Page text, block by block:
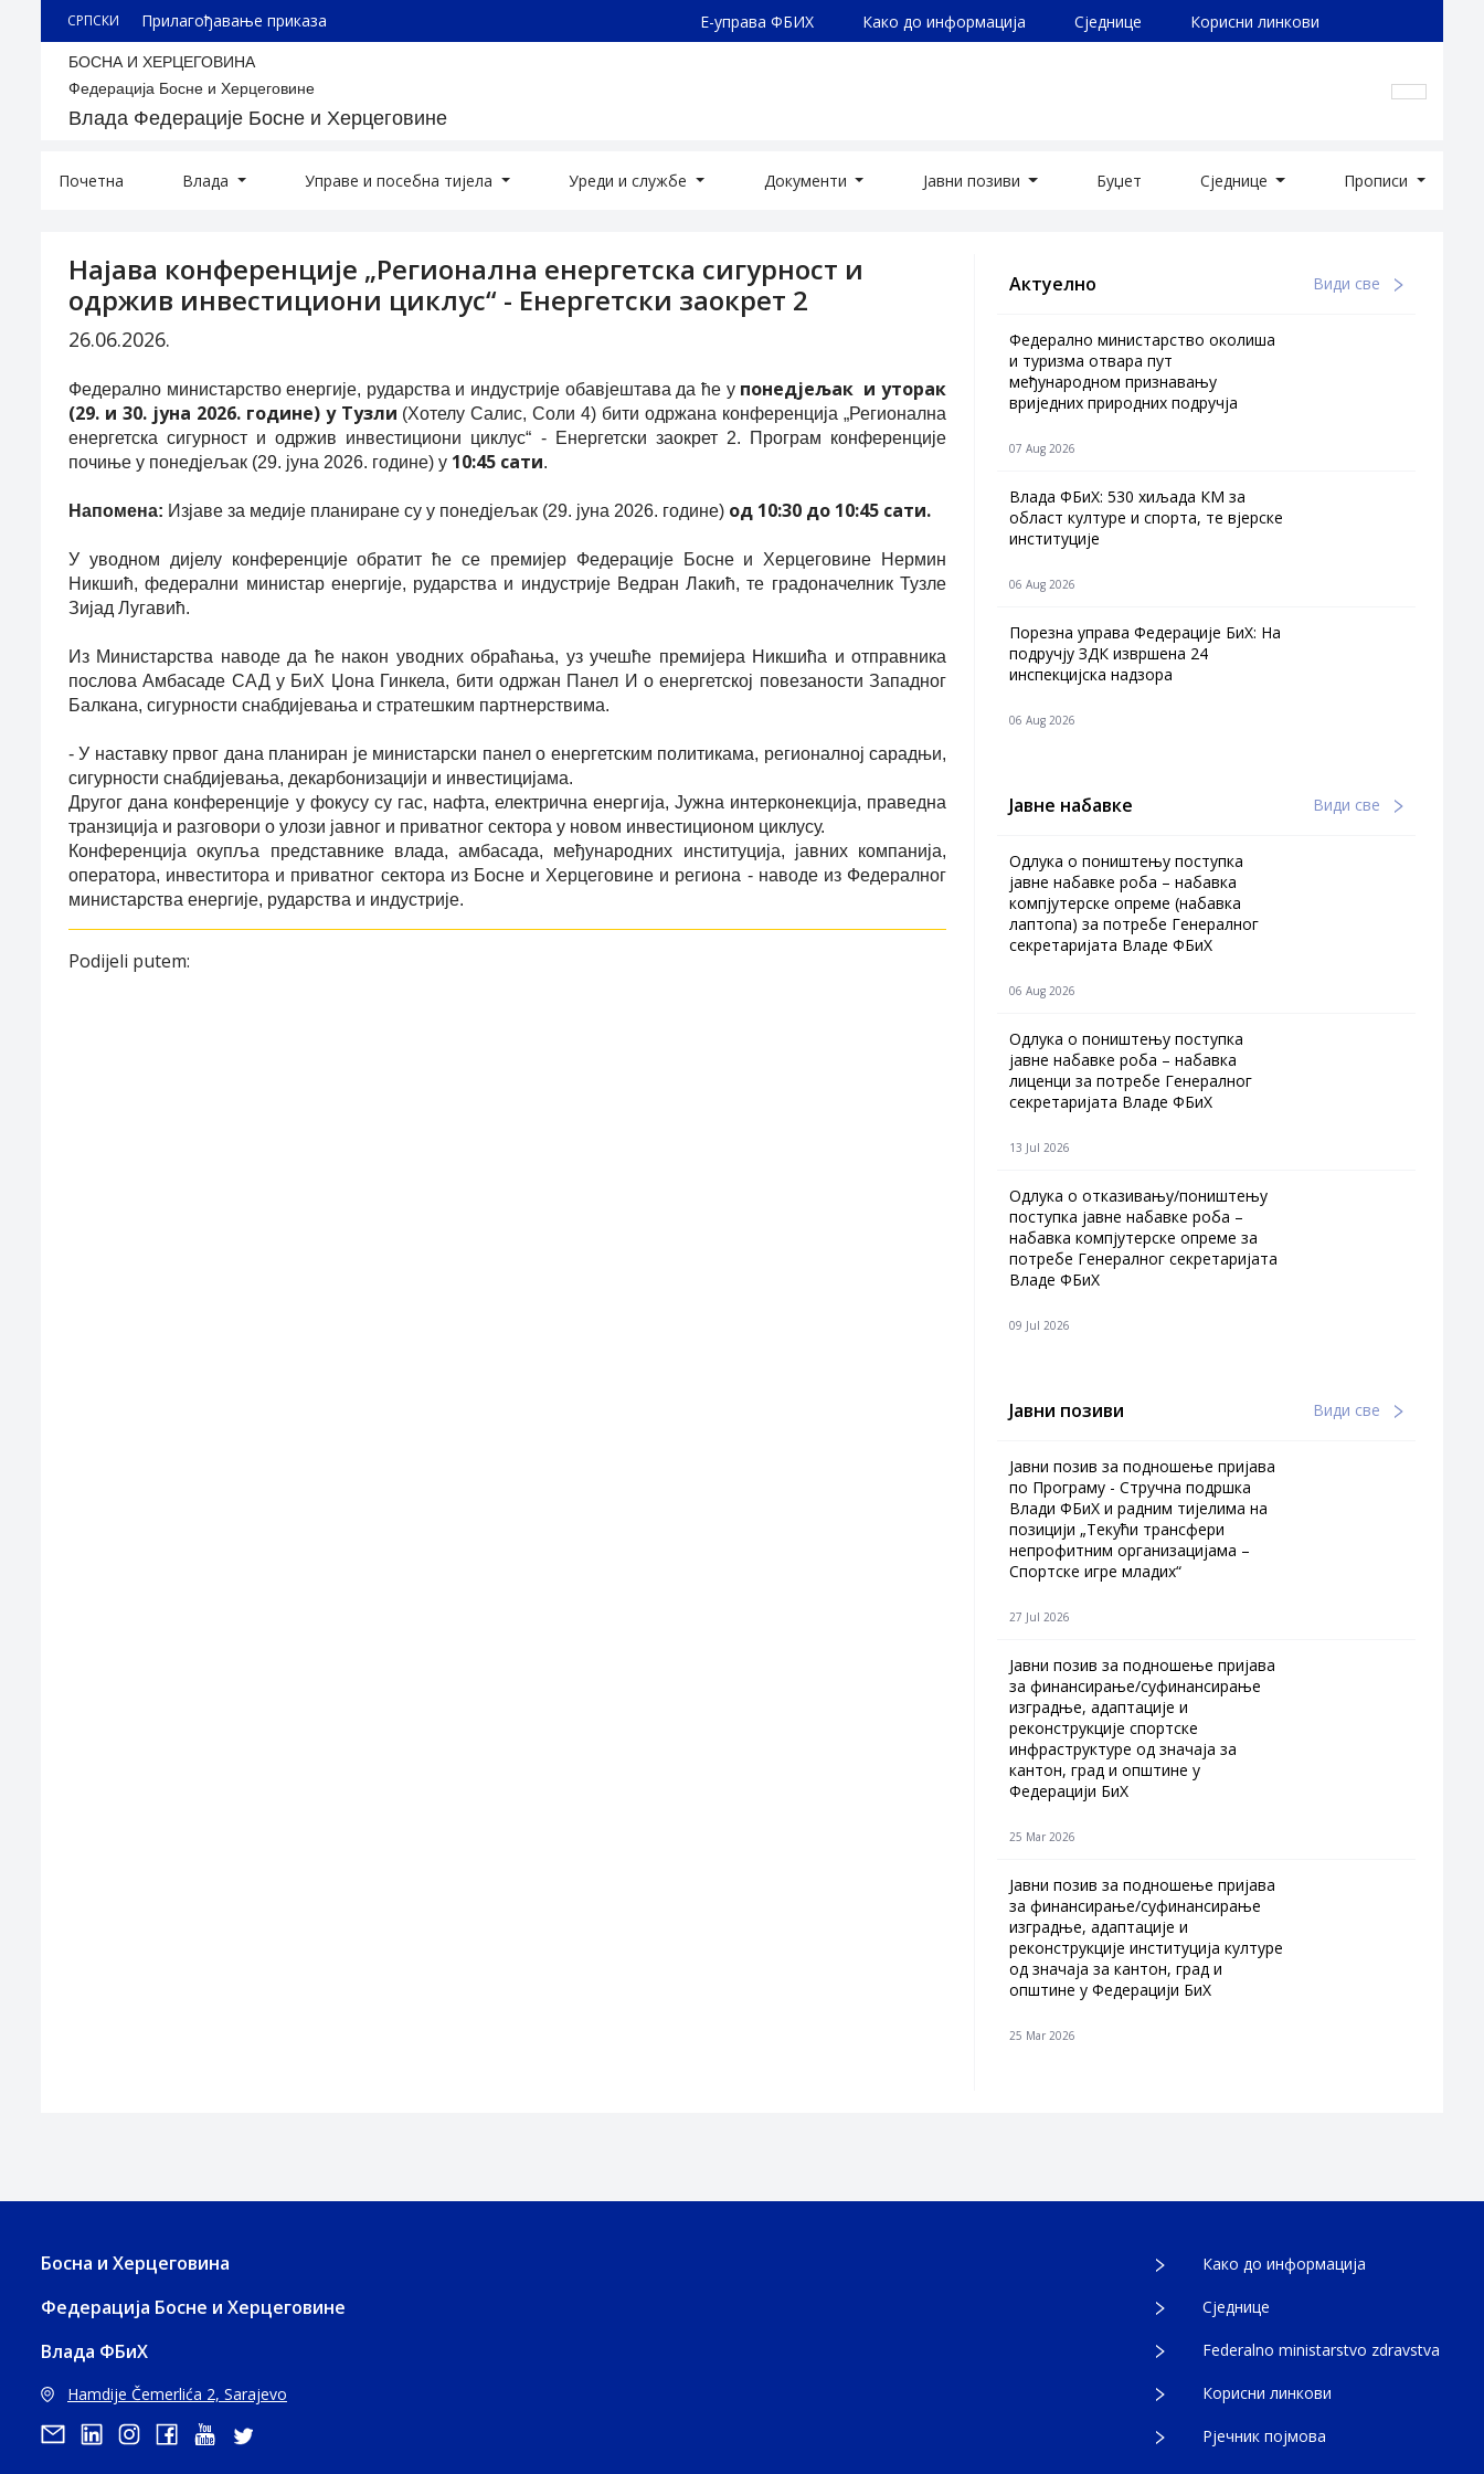
СРПСКИ Прилагођавање приказа Е-управа ФБИХ Како до информација Сједнице Корисни линкови
БОСНА И ХЕРЦЕГОВИНА
Федерација Босне и Херцеговине
Влада Федерације Босне и Херцеговине
Почетна Влада Управе и посебна тијела Уреди и службе Документи Јавни позиви Буџет Сједнице Прописи
Најава конференције „Регионална енергетска сигурност и
одржив инвестициони циклус“ - Енергетски заокрет 2
26.06.2026.
Федерално министарство енергије, рударства и индустрије обавјештава да ће у понед‌јељак и уторак
(29. и 30. јуна 2026. године) у Тузли (Хотелу Салис, Соли 4) бити одржана конференција „Регионална
енергетска сигурност и одржив инвестициони циклус“ - Енергетски заокрет 2. Програм конференције
почиње у понед‌јељак (29. јуна 2026. године) у 10:45 сати.
Напомена: Изјаве за медије планиране су у понед‌јељак (29. јуна 2026. године) од 10:30 до 10:45 сати.
У уводном дијелу конференције обратит ће се премијер Федерације Босне и Херцеговине Нермин
Никшић, федерални министар енергије, рударства и индустрије Ведран Лакић, те градоначелник Тузле
Зијад Лугавић.
Из Министарства наводе да ће након уводних обраћања, уз учешће премијера Никшића и отправника
послова Амбасаде САД у БиХ Џона Гинкела, бити одржан Панел И о енергетској повезаности Западног
Балкана, сигурности снабдијевања и стратешким партнерствима.
- У наставку првог дана планиран је министарски панел о енергетским политикама, регионалној сарадњи,
сигурности снабдијевања, декарбонизацији и инвестицијама.
Другог дана конференције у фокусу су гас, нафта, електрична енергија, Јужна интерконекција, праведна
транзиција и разговори о улози јавног и приватног сектора у новом инвестиционом циклусу.
Конференција окупља представнике влада, амбасада, међународних институција, јавних компанија,
оператора, инвеститора и приватног сектора из Босне и Херцеговине и региона - наводе из Федералног
министарства енергије, рударства и индустрије.
Podijeli putem:
Актуелно Види све
Федерално министарство околиша
и туризма отвара пут
међународном признавању
вриједних природних подручја
07 Aug 2026
Влада ФБиХ: 530 хиљада КМ за
област културе и спорта, те вјерске
институције
06 Aug 2026
Порезна управа Федерације БиХ: На
подручју ЗДК извршена 24
инспекцијска надзора
06 Aug 2026
Јавне набавке Види све
Одлука о поништењу поступка
јавне набавке роба – набавка
компјутерске опреме (набавка
лаптопа) за потребе Генералног
секретаријата Владе ФБиХ
06 Aug 2026
Одлука о поништењу поступка
јавне набавке роба – набавка
лиценци за потребе Генералног
секретаријата Владе ФБиХ
13 Jul 2026
Одлука о отказивању/поништењу
поступка јавне набавке роба –
набавка компјутерске опреме за
потребе Генералног секретаријата
Владе ФБиХ
09 Jul 2026
Јавни позиви Види све
Јавни позив за подношење пријава
по Програму - Стручна подршка
Влади ФБиХ и радним тијелима на
позицији „Текући трансфери
непрофитним организацијама –
Спортске игре младих“
27 Jul 2026
Jавни позив за подношење пријава
за финансирање/суфинансирање
изградње, адаптације и
реконструкције спортске
инфраструктуре од значаја за
кантон, град и општине у
Федерацији БиХ
25 Mar 2026
Јавни позив за подношење пријава
за финансирање/суфинансирање
изградње, адаптације и
реконструкције институција културе
од значаја за кантон, град и
општине у Федерацији БиХ
25 Mar 2026
Босна и Херцеговина
Федерација Босне и Херцеговине
Влада ФБиХ
Hamdije Čemerlića 2, Sarajevo
Како до информација
Сједнице
Federalno ministarstvo zdravstva
Корисни линкови
Рјечник појмова